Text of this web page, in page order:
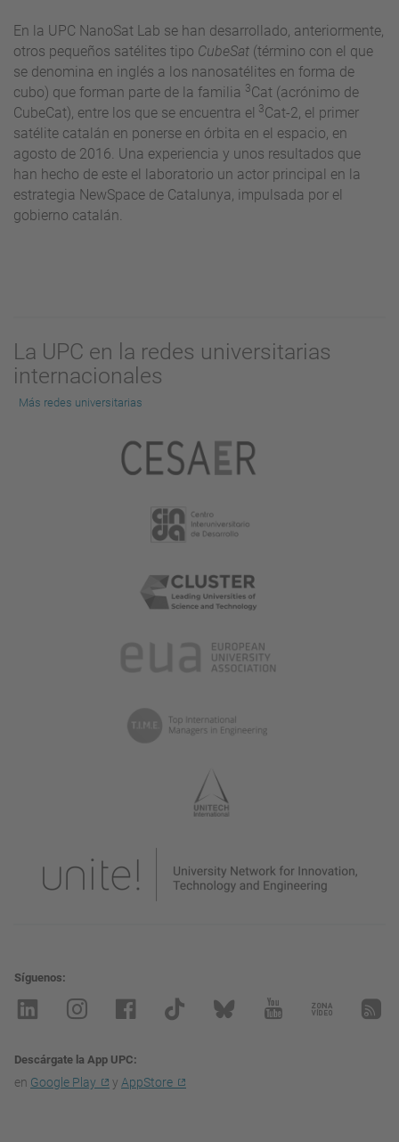
En la UPC NanoSat Lab se han desarrollado, anteriormente,
otros pequeños satélites tipo CubeSat (término con el que
se denomina en inglés a los nanosatélites en forma de
cubo) que forman parte de la familia 3Cat (acrónimo de
CubeCat), entre los que se encuentra el 3Cat-2, el primer
satélite catalán en ponerse en órbita en el espacio, en
agosto de 2016. Una experiencia y unos resultados que
han hecho de este el laboratorio un actor principal en la
estrategia NewSpace de Catalunya, impulsada por el
gobierno catalán.
La UPC en la redes universitarias
internacionales
Más redes universitarias
Síguenos
Descárgate la App UPC
en Google Play y AppStore